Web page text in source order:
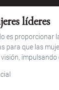
líderes
es proporcionar
para que las
impulsando